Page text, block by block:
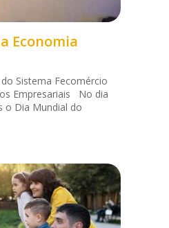
Economia
Sistema Fecomércio
Empresariais No dia
o Dia Mundial do